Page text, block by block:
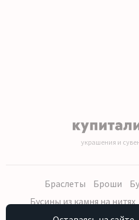
украшения и
Браслеты Броши
Бусины из камня на нитях